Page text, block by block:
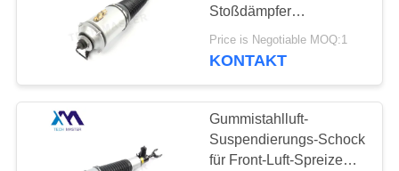
Luft-
Suspendierungs-
Kompressor
1052
Stoßdämpfer
4E0616039AF
4E0616040AF Audis
Price is Negotiable MOQ:1
KONTAKT
Gummistahlluft-
Suspendierungs-Schock
für Front-Luft-Spreize